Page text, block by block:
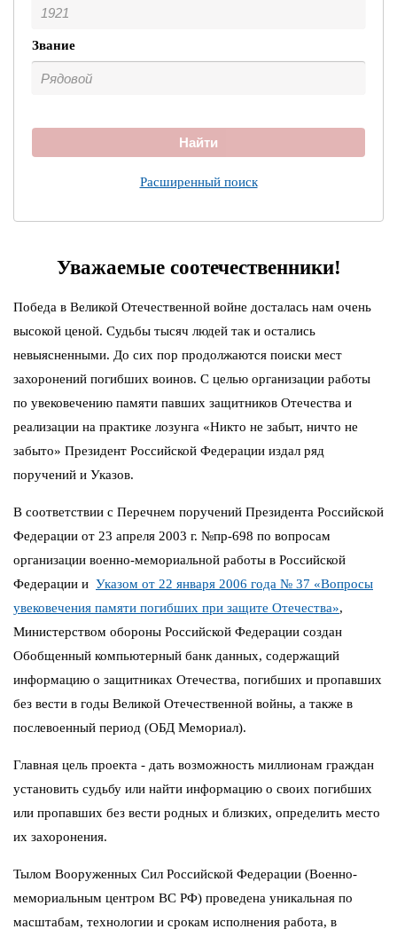
Звание
Найти
Расширенный поиск
Уважаемые соотечественники!
Победа в Великой Отечественной войне досталась нам очень
высокой ценой. Судьбы тысяч людей так и остались
невыясненными. До сих пор продолжаются поиски мест
захоронений погибших воинов. С целью организации работы
по увековечению памяти павших защитников Отечества и
реализации на практике лозунга «Никто не забыт, ничто не
забыто» Президент Российской Федерации издал ряд
поручений и Указов.
В соответствии с Перечнем поручений Президента Российской
Федерации от 23 апреля 2003 г. №пр-698 по вопросам
организации военно-мемориальной работы в Российской
Федерации и Указом от 22 января 2006 года № 37 «Вопросы
увековечения памяти погибших при защите Отечества»,
Министерством обороны Российской Федерации создан
Обобщенный компьютерный банк данных, содержащий
информацию о защитниках Отечества, погибших и пропавших
без вести в годы Великой Отечественной войны, а также в
послевоенный период (ОБД Мемориал).
Главная цель проекта - дать возможность миллионам граждан
установить судьбу или найти информацию о своих погибших
или пропавших без вести родных и близких, определить место
их захоронения.
Тылом Вооруженных Сил Российской Федерации (Военно-
мемориальным центром ВС РФ) проведена уникальная по
масштабам, технологии и срокам исполнения работа, в